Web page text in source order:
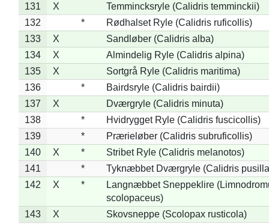
131
X
Temmincksryle (Calidris temminckii)
132
*
Rødhalset Ryle (Calidris ruficollis)
133
X
Sandløber (Calidris alba)
134
X
Almindelig Ryle (Calidris alpina)
135
X
Sortgrå Ryle (Calidris maritima)
136
*
Bairdsryle (Calidris bairdii)
137
X
Dværgryle (Calidris minuta)
138
*
Hvidrygget Ryle (Calidris fuscicollis)
139
*
Prærieløber (Calidris subruficollis)
140
X *
Stribet Ryle (Calidris melanotos)
141
*
Tyknæbbet Dværgryle (Calidris
142
X *
Langnæbbet Sneppeklire
scolopaceus)
143
X
Skovsneppe (Scolopax rusticola)